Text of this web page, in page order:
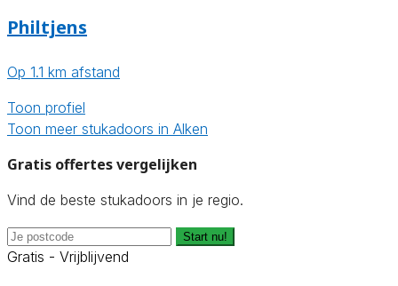
Philtjens
Op 1.1 km afstand
Toon profiel
Toon meer stukadoors in Alken
Gratis offertes vergelijken
Vind de beste stukadoors in je regio.
Start nu!
Gratis - Vrijblijvend